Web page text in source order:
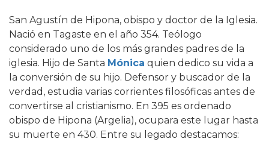
San Agustín de Hipona, obispo y doctor de la Iglesia.
Nació en Tagaste en el año 354. Teólogo
considerado uno de los más grandes padres de la
iglesia. Hijo de Santa Mónica quien dedico su vida a
la conversión de su hijo. Defensor y buscador de la
verdad, estudia varias corrientes filosóficas antes de
convertirse al cristianismo. En 395 es ordenado
obispo de Hipona (Argelia), ocupara este lugar hasta
su muerte en 430. Entre su legado destacamos: